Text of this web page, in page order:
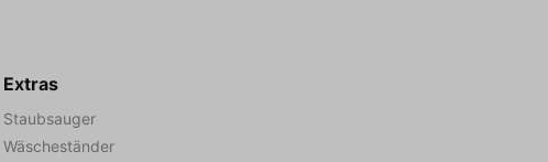
Extras
Staubsauger
Wäscheständer